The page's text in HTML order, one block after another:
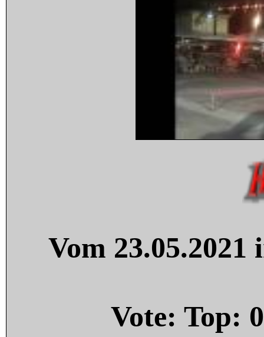
Vom
Vote: Top: 0